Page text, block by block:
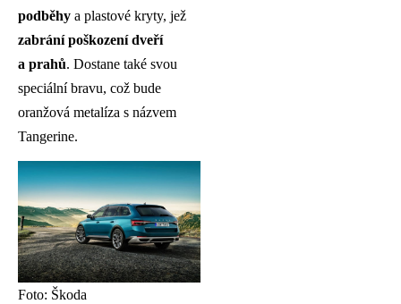
podběhy a plastové kryty, jež
zabrání poškození dveří
a prahů. Dostane také svou
speciální bravu, což bude
oranžová metalíza s názvem
Tangerine.
Foto: Škoda